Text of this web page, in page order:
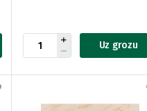
Uz grozu